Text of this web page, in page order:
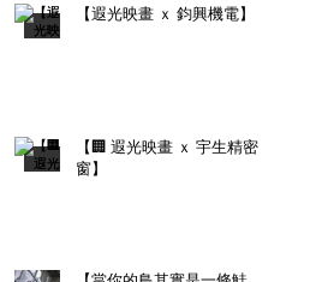
【遐光映畫 ｘ 鈞興機電】
【🏢 遐光映畫 ｘ 宇生精密
窗】